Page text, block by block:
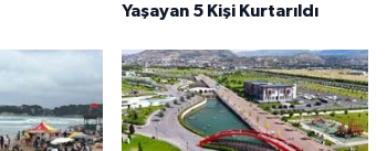
Yaşayan 5 Kişi Kurtarıldı